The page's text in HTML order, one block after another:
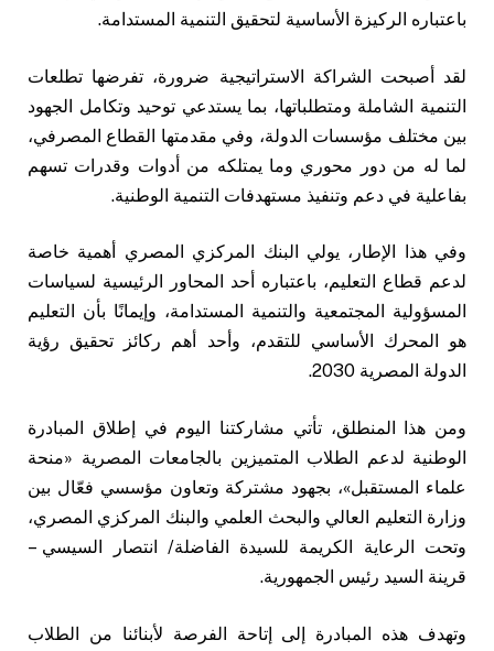
باعتباره الركيزة الأساسية لتحقيق التنمية المستدامة.
لقد أصبحت الشراكة الاستراتيجية ضرورة، تفرضها تطلعات
التنمية الشاملة ومتطلباتها، بما يستدعي توحيد وتكامل الجهود
بين مختلف مؤسسات الدولة، وفي مقدمتها القطاع المصرفي،
لما له من دور محوري وما يمتلكه من أدوات وقدرات تسهم
بفاعلية في دعم وتنفيذ مستهدفات التنمية الوطنية.
وفي هذا الإطار، يولي البنك المركزي المصري أهمية خاصة
لدعم قطاع التعليم، باعتباره أحد المحاور الرئيسية لسياسات
المسؤولية المجتمعية والتنمية المستدامة، وإيمانًا بأن التعليم
هو المحرك الأساسي للتقدم، وأحد أهم ركائز تحقيق رؤية
الدولة المصرية 2030.
ومن هذا المنطلق، تأتي مشاركتنا اليوم في إطلاق المبادرة
الوطنية لدعم الطلاب المتميزين بالجامعات المصرية «منحة
علماء المستقبل»، بجهود مشتركة وتعاون مؤسسي فعّال بين
وزارة التعليم العالي والبحث العلمي والبنك المركزي المصري،
وتحت الرعاية الكريمة للسيدة الفاضلة/ انتصار السيسي –
قرينة السيد رئيس الجمهورية.
وتهدف هذه المبادرة إلى إتاحة الفرصة لأبنائنا من الطلاب